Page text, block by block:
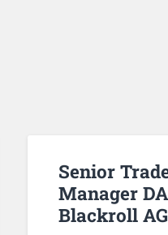
Senior
Manager
Blackroll AG